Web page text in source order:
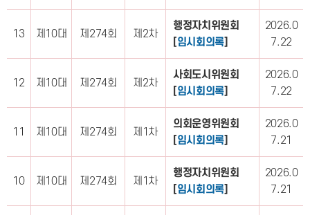
13 제10대 제274회 제2차
행정자치위원회
[임시회의록]
2026.0
7.22
12 제10대 제274회 제2차
사회도시위원회
[임시회의록]
2026.0
7.22
11 제10대 제274회 제1차
의회운영위원회
[임시회의록]
2026.0
7.21
10 제10대 제274회 제1차
행정자치위원회
[임시회의록]
2026.0
7.21